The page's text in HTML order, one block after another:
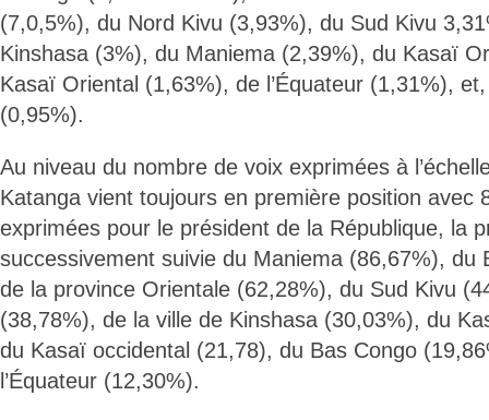
(7,0,5%), du Nord Kivu (3,93%), du Sud Kivu
Kinshasa (3%), du Maniema (2,39%), du Kasaï
Kasaï Oriental (1,63%), de l’Équateur (1,31%),
(0,95%).
Au niveau du nombre de voix exprimées à
Katanga vient toujours en première position avec
exprimées pour le président de la République, la
successivement suivie du Maniema (86,67%), du
de la province Orientale (62,28%), du Sud Kivu
(38,78%), de la ville de Kinshasa (30,03%), du
du Kasaï occidental (21,78), du Bas Congo
l’Équateur (12,30%).